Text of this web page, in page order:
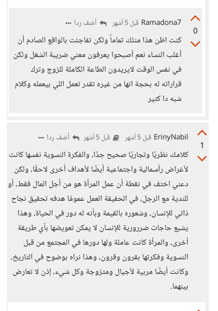
0
Ramadona7 قبل 5 أشهر أضف ردا
كنت اظن هذا مثلك تماماً ولكن تفاجئت بالواقع الصادم أن
أغلب النساء نعم أصبحوا يعرفون معني ضريبة الشغل ولكن
في نفس الوقت لايريدون الطاعة الكاملة للزوج وترك
قراراته له بحجة انها من غيره تقدر تعمل اللي بيعمله وكلام
شبه دا كتير
1
ErinyNabil قبل 5 أشهر قبل 5 أشهر أضف ردا
كلامك نظريًا وتجاريًا صحيح جدًا، والفكرة النسوية نفسها كانت
لأغراض رأسمالية واجتماعية أيضًا لأهداف أخرى لاحقًا، ولكن
دعني اختف في نقطة أن عمل المرأة هو من أجل المال فقط، أو
للندية مع الرجل، في الحقيقة العمل عمومًا هدفه تحقيق نجاح
ذاتي للإنسان، وشعوره بالقيمة وبأنه له دور في الحياة، وهذا
يشبع حاجات ضررورية للإنسان لا يمكن تعويضها بأي طريقة
أخرى، والمرأة كانت عاملة ولها دورها في المجتمع من قبل
النسوية وفكرتها بقرون وقرون، وهذا نراه بوضوح في التاريخ،
وكانت أيضًا مربية لأجيال ومتزوجة وكل شيء، إذن لا تعارض
بينهما.